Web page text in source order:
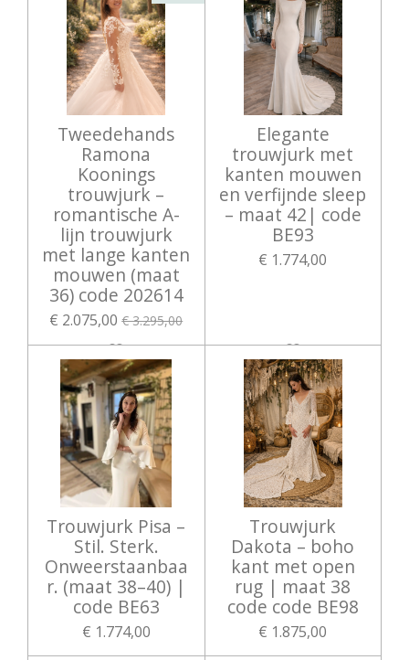
Tweedehands
Ramona
Koonings
trouwjurk –
romantische A-
lijn trouwjurk
met lange kanten
mouwen (maat
36) code 202614
€ 2.075,00 € 3.295,00
Elegante
trouwjurk met
kanten mouwen
en verfijnde sleep
– maat 42| code
BE93
€ 1.774,00
Trouwjurk Pisa –
Stil. Sterk.
Onweerstaanbaa
r. (maat 38–40) |
code BE63
€ 1.774,00
Trouwjurk
Dakota – boho
kant met open
rug | maat 38
code code BE98
€ 1.875,00